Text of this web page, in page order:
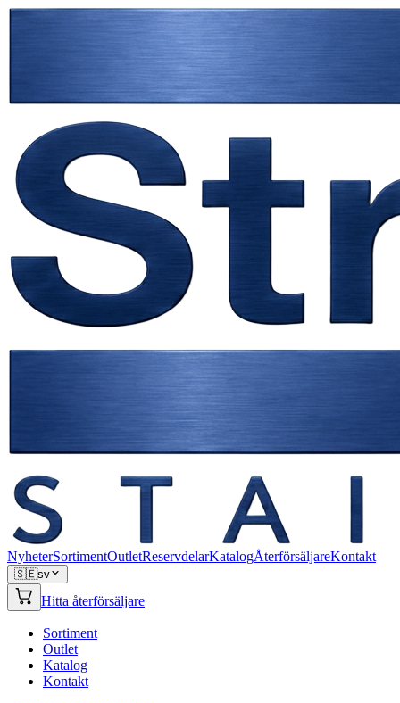
NyheterSortimentOutletReservdelarKatalogÅterförsäljareKontakt
🇸🇪sv
Hitta återförsäljare
Sortiment
Outlet
Katalog
Kontakt